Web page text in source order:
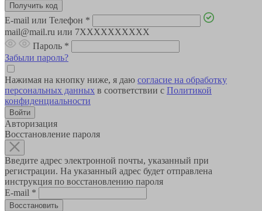
E-mail или Телефон *
mail@mail.ru или 7XXXXXXXXXX
Пароль *
Забыли пароль?
Нажимая на кнопку ниже, я даю согласие на обработку
персональных данных в соответствии с Политикой
конфиденциальности
Авторизация
Восстановление пароля
Введите адрес электронной почты, указанный при
регистрации. На указанный адрес будет отправлена
инструкция по восстановлению пароля
E-mail *